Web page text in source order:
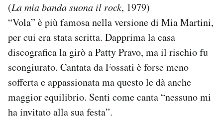
(La mia banda suona il rock, 1979)
“Vola” è più famosa nella versione di Mia Martini,
per cui era stata scritta. Dapprima la casa
discografica la girò a Patty Pravo, ma il rischio fu
scongiurato. Cantata da Fossati è forse meno
sofferta e appassionata ma questo le dà anche
maggior equilibrio. Senti come canta “nessuno mi
ha invitato alla sua festa”.